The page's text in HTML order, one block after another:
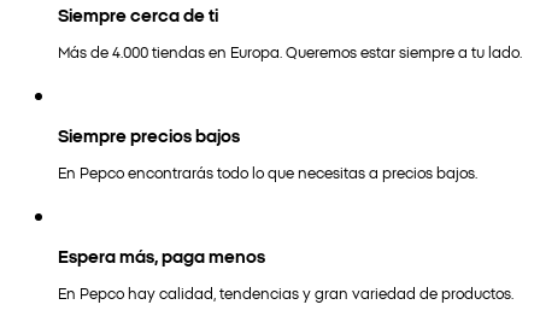
Siempre cerca de ti
Más de 4.000 tiendas en Europa. Queremos estar siempre a tu lado.
Siempre precios bajos
En Pepco encontrarás todo lo que necesitas a precios bajos.
Espera más, paga menos
En Pepco hay calidad, tendencias y gran variedad de productos.